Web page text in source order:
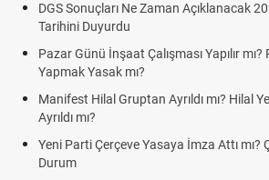
DGS Sonuçları Ne Zaman Açıklanacak
Tarihini Duyurdu
Pazar Günü İnşaat Çalışması Yapılır
Yapmak Yasak mı?
Manifest Hilal Gruptan Ayrıldı mı? Hilal
Ayrıldı mı?
Yeni Parti Çerçeve Yasaya İmza Attı mı?
Durum